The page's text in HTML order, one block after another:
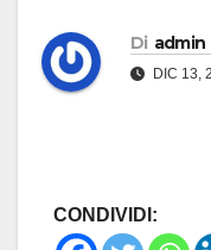
Di admin
DIC 13,
CONDIVIDI: